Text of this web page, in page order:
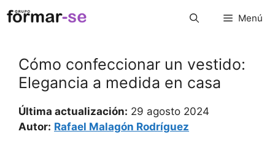
Saltar
al
Menú
Cómo confeccionar un vestido:
Elegancia a medida en casa
Última actualización: 29 agosto 2024
Autor: Rafael Malagón Rodríguez